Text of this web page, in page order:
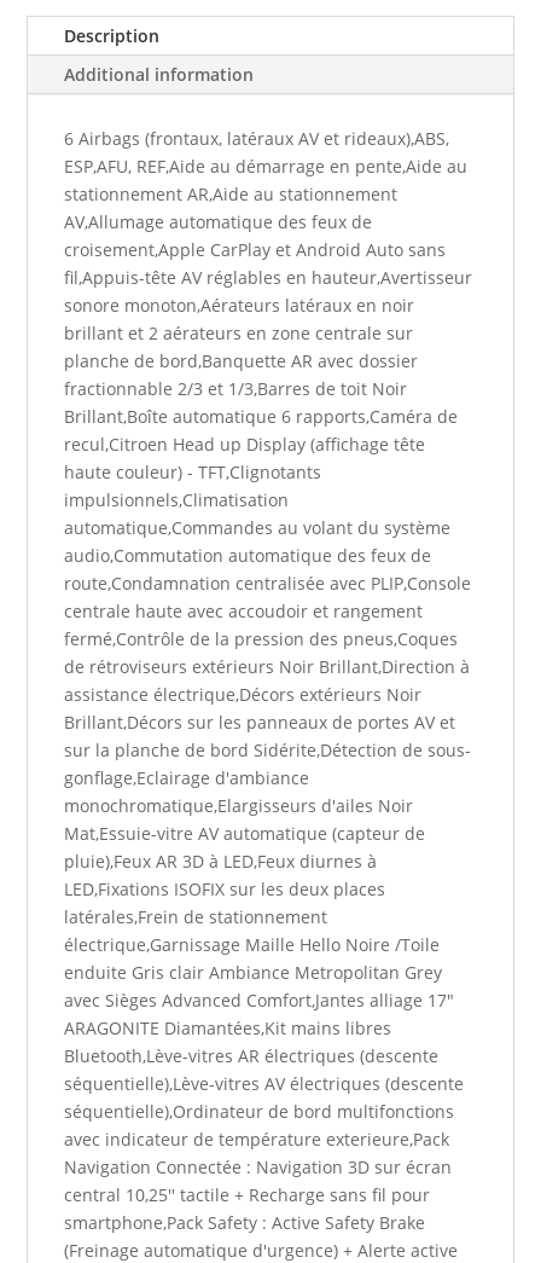
Description
Additional information
6 Airbags (frontaux, latéraux AV et rideaux),ABS,
ESP,AFU, REF,Aide au démarrage en pente,Aide au
stationnement AR,Aide au stationnement
AV,Allumage automatique des feux de
croisement,Apple CarPlay et Android Auto sans
fil,Appuis-tête AV réglables en hauteur,Avertisseur
sonore monoton,Aérateurs latéraux en noir
brillant et 2 aérateurs en zone centrale sur
planche de bord,Banquette AR avec dossier
fractionnable 2/3 et 1/3,Barres de toit Noir
Brillant,Boîte automatique 6 rapports,Caméra de
recul,Citroen Head up Display (affichage tête
haute couleur) - TFT,Clignotants
impulsionnels,Climatisation
automatique,Commandes au volant du système
audio,Commutation automatique des feux de
route,Condamnation centralisée avec PLIP,Console
centrale haute avec accoudoir et rangement
fermé,Contrôle de la pression des pneus,Coques
de rétroviseurs extérieurs Noir Brillant,Direction à
assistance électrique,Décors extérieurs Noir
Brillant,Décors sur les panneaux de portes AV et
sur la planche de bord Sidérite,Détection de sous-
gonflage,Eclairage d'ambiance
monochromatique,Elargisseurs d'ailes Noir
Mat,Essuie-vitre AV automatique (capteur de
pluie),Feux AR 3D à LED,Feux diurnes à
LED,Fixations ISOFIX sur les deux places
latérales,Frein de stationnement
électrique,Garnissage Maille Hello Noire /Toile
enduite Gris clair Ambiance Metropolitan Grey
avec Sièges Advanced Comfort,Jantes alliage 17"
ARAGONITE Diamantées,Kit mains libres
Bluetooth,Lève-vitres AR électriques (descente
séquentielle),Lève-vitres AV électriques (descente
séquentielle),Ordinateur de bord multifonctions
avec indicateur de température exterieure,Pack
Navigation Connectée : Navigation 3D sur écran
central 10,25'' tactile + Recharge sans fil pour
smartphone,Pack Safety : Active Safety Brake
(Freinage automatique d'urgence) + Alerte active